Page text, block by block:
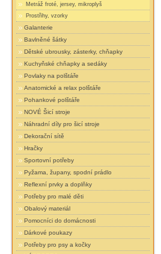
Metráž froté, jersey, mikroplyš
Prostřihy, vzorky
Galanterie
Bavlněné šátky
Dětské ubrousky, zásterky, chňapky
Kuchyňské chňapky a sedáky
Povlaky na polštáře
Anatomické a relax polštáře
Pohankové polštáře
NOVÉ Šicí stroje
Náhradní díly pro šicí stroje
Dekorační sítě
Hračky
Sportovní potřeby
Pyžama, župany, spodní prádlo
Reflexní prvky a doplňky
Potřeby pro malé děti
Obalový materiál
Pomocníci do domácnosti
Dárkové poukazy
Potřeby pro psy a kočky